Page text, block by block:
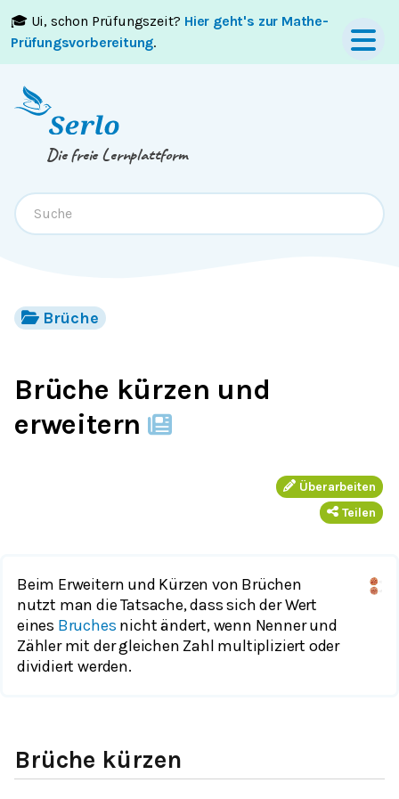
🎓 Ui, schon Prüfungszeit? Hier geht's zur Mathe-
Prüfungsvorbereitung.
Springe zumInhaltoderFooter
Die freie Lernplattform
Brüche
Brüche kürzen und
erweitern
Überarbeiten
Teilen
Beim Erweitern und Kürzen von Brüchen
nutzt man die Tatsache, dass sich der Wert
eines Bruches nicht ändert, wenn Nenner und
Zähler mit der gleichen Zahl multipliziert oder
dividiert werden.
Brüche kürzen